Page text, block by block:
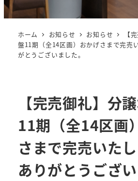
ホーム お知らせ お知らせ
【
盤11期（全14区画）おかげさまで完売
がとうございました。
【完売御礼】分
11期（全14区画
さまで完売いたし
ありがとうござい